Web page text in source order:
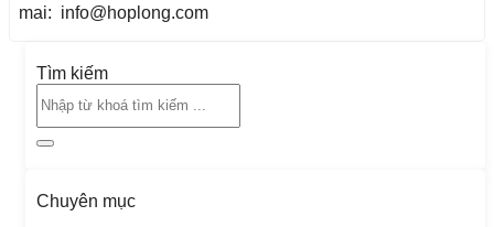
mai: info@hoplong.com
Tìm kiếm
Chuyên mục